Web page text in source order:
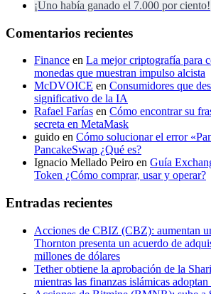
¡Uno había ganado el 7.000 por ciento!
Comentarios recientes
Finance en La mejor criptografía para
monedas que muestran impulso alcista
McDVOICE en Consumidores que
significativo de la IA
Rafael Farías en Cómo encontrar su
secreta en MetaMask
guido en Cómo solucionar el error
PancakeSwap ¿Qué es?
Ignacio Mellado Peiro en Guía
Token ¿Cómo comprar, usar y operar?
Entradas recientes
Acciones de CBIZ (CBZ): aumentan
Thornton presenta un acuerdo de
millones de dólares
Tether obtiene la aprobación de la
mientras las finanzas islámicas